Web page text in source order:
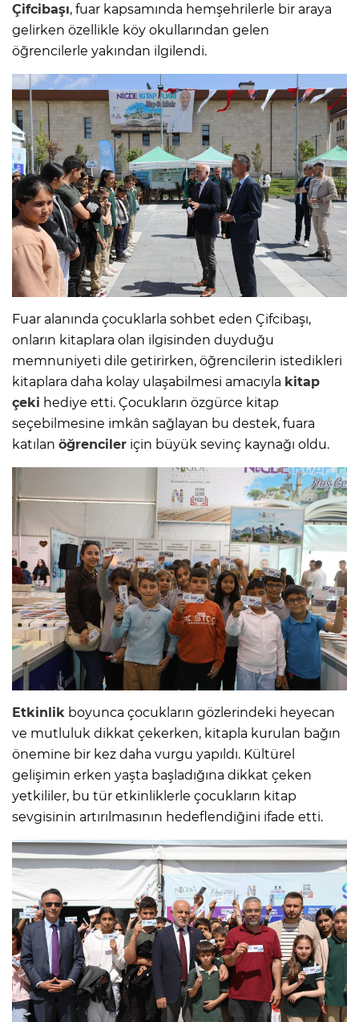
Çifcibaşı, fuar kapsamında hemşehrilerle bir araya
gelirken özellikle köy okullarından gelen
öğrencilerle yakından ilgilendi.
Fuar alanında çocuklarla sohbet eden Çifcibaşı,
onların kitaplara olan ilgisinden duyduğu
memnuniyeti dile getirirken, öğrencilerin istedikleri
kitaplara daha kolay ulaşabilmesi amacıyla kitap
çeki hediye etti. Çocukların özgürce kitap
seçebilmesine imkân sağlayan bu destek, fuara
katılan öğrenciler için büyük sevinç kaynağı oldu.
Etkinlik boyunca çocukların gözlerindeki heyecan
ve mutluluk dikkat çekerken, kitapla kurulan bağın
önemine bir kez daha vurgu yapıldı. Kültürel
gelişimin erken yaşta başladığına dikkat çeken
yetkililer, bu tür etkinliklerle çocukların kitap
sevgisinin artırılmasının hedeflendiğini ifade etti.